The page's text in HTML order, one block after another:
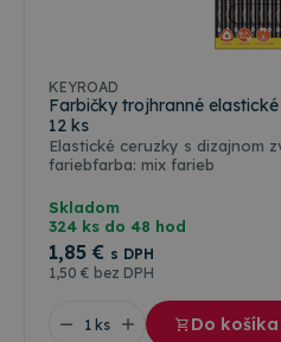
KEYROAD
Farbičky trojhranné
12 ks
Elastické ceruzky s dizajnom
fariebfarba: mix farieb
Skladom
324 ks do 48 hod
1,85 € s DPH
1,50 € bez DPH
Do košíka